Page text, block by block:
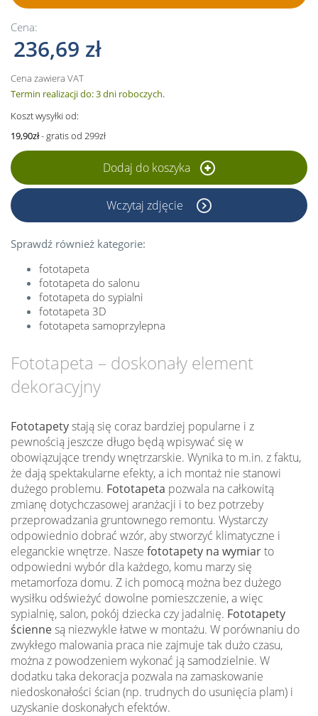
Cena:
236,69 zł
Cena zawiera VAT
Termin realizacji do: 3 dni roboczych.
Koszt wysyłki od:
19,90zł- gratis od 299zł
Dodaj do koszyka
Wczytaj zdjęcie
Sprawdź również kategorie:
fototapeta
fototapeta do salonu
fototapeta do sypialni
fototapeta 3D
fototapeta samoprzylepna
Fototapeta – doskonały element
dekoracyjny
Fototapetystają się coraz bardziej popularne i z
pewnością jeszcze długo będą wpisywać się w
obowiązujące trendy wnętrzarskie. Wynika to m.in. z faktu,
że dają spektakularne efekty, a ich montaż nie stanowi
dużego problemu. Fototapeta pozwala na całkowitą
zmianę dotychczasowej aranżacji i to bez potrzeby
przeprowadzania gruntownego remontu. Wystarczy
odpowiednio dobrać wzór, aby stworzyć klimatyczne i
eleganckie wnętrze. Nasze fototapety na wymiarto
odpowiedni wybór dla każdego, komu marzy się
metamorfoza domu. Z ich pomocą można bez dużego
wysiłku odświeżyć dowolne pomieszczenie, a więc
sypialnię, salon, pokój dziecka czy jadalnię. Fototapety
ściennesą niezwykle łatwe w montażu. W porównaniu do
zwykłego malowania praca nie zajmuje tak dużo czasu,
można z powodzeniem wykonać ją samodzielnie. W
dodatku taka dekoracja pozwala na zamaskowanie
niedoskonałości ścian (np. trudnych do usunięcia plam) i
uzyskanie doskonałych efektów.